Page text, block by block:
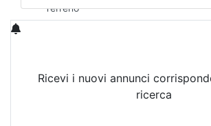
Terreno
Ricevi i nuovi annunci
ricerca